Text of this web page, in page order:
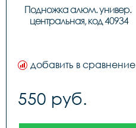
Подножка алюм. универ.
центральная, код 40934
добавить в сравнение
550 руб.